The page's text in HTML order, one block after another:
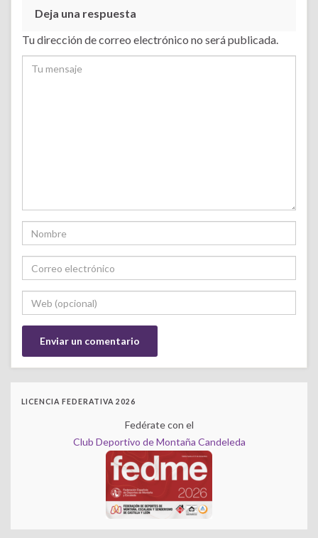
Deja una respuesta
Tu dirección de correo electrónico no será publicada.
LICENCIA FEDERATIVA 2026
Fedérate con el
Club Deportivo de Montaña Candeleda